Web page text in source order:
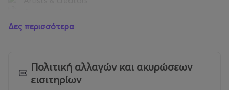
Exclusive προϊόντα & special offers
━━━━━━━━━━━━━━━━━━
Δείτε στιγμές από την TOYCON GREECE 2025
Δες περισσότερα
Πολιτική αλλαγών και ακυρώσεων
εισιτηρίων